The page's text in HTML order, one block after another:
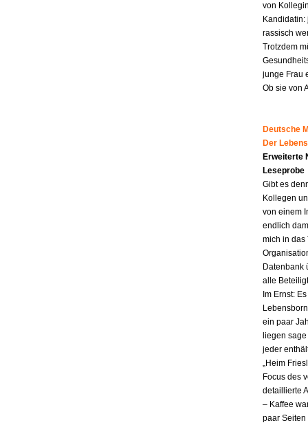
von
rassisch
Trotzdem
junge Frau
Ob sie von
Deutsche
Der
Erweiterte
Leseprobe
Gibt es
Kollegen
von einem
endlich
mich in das
Datenbank
alle
Im Ernst:
ein paar
liegen
jeder
„Heim
Focus des
detaillierte
– Kaffee
paar